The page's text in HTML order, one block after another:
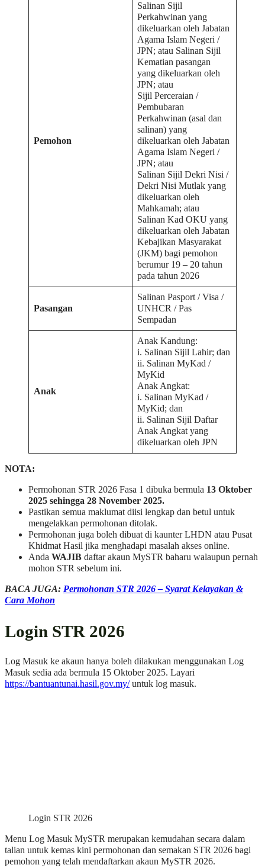
Pemohon
Salinan Sijil
Perkahwinan yang
dikeluarkan oleh Jabatan
Agama Islam Negeri /
JPN; atau Salinan Sijil
Kematian pasangan
yang dikeluarkan oleh
JPN; atau
Sijil Perceraian /
Pembubaran
Perkahwinan (asal dan
salinan) yang
dikeluarkan oleh Jabatan
Agama Islam Negeri /
JPN; atau
Salinan Sijil Dekri Nisi /
Dekri Nisi Mutlak yang
dikeluarkan oleh
Mahkamah; atau
Salinan Kad OKU yang
dikeluarkan oleh Jabatan
Kebajikan Masyarakat
(JKM) bagi pemohon
berumur 19 – 20 tahun
pada tahun 2026
Pasangan
Salinan Pasport / Visa /
UNHCR / Pas
Sempadan
Anak
Anak Kandung:
i. Salinan Sijil Lahir; dan
ii. Salinan MyKad /
MyKid
Anak Angkat:
i. Salinan MyKad /
MyKid; dan
ii. Salinan Sijil Daftar
Anak Angkat yang
dikeluarkan oleh JPN
NOTA:
Permohonan STR 2026 Fasa 1 dibuka bermula 13 Oktober
2025 sehingga 28 November 2025.
Pastikan semua maklumat diisi lengkap dan betul untuk
mengelakkan permohonan ditolak.
Permohonan juga boleh dibuat di kaunter LHDN atau Pusat
Khidmat Hasil jika menghadapi masalah akses online.
Anda WAJIB daftar akaun MySTR baharu walaupun pernah
mohon STR sebelum ini.
BACA JUGA: Permohonan STR 2026 – Syarat Kelayakan &
Cara Mohon
Login STR 2026
Log Masuk ke akaun hanya boleh dilakukan menggunakan Log
Masuk sedia ada bermula 15 Oktober 2025. Layari
https://bantuantunai.hasil.gov.my/untuk log masuk.
Login STR 2026
Menu Log Masuk MySTR merupakan kemudahan secara dalam
talian untuk kemas kini permohonan dan semakan STR 2026 bagi
pemohon yang telah mendaftarkan akaun MySTR 2026.